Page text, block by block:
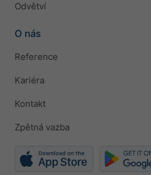
Odvětví
O nás
Reference
Kariéra
Kontakt
Zpětná vazba